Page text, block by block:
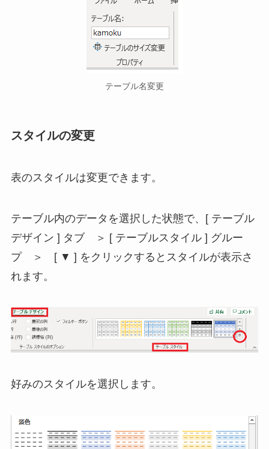
テーブル名変更
スタイルの変更
表のスタイルは変更できます。
テーブル内のデータを選択した状態で、[ テーブル
デザイン ] タブ ＞ [ テーブルスタイル ] グルー
プ ＞ [ ▼ ] をクリックするとスタイルが表示さ
れます。
好みのスタイルを選択します。